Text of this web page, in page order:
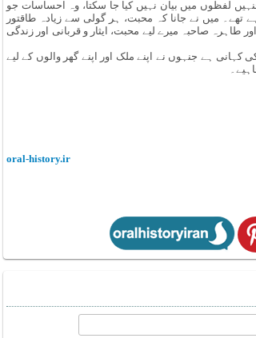
لفظوں میں بیان نہیں کیا جا سکتا، وہ احساسات جو
تھے۔ میں نے جانا کہ محبت، ہر گولی سے زیادہ طاقتور
صاحبہ میرے لیے محبت، ایثار و قربانی اور زندگی
ہے جنہوں نے اپنے ملک اور اپنے گھر والوں کے لیے
oral-history.ir